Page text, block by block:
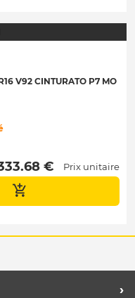
V92 CINTURATO P7 MO
€ Prix unitaire
›